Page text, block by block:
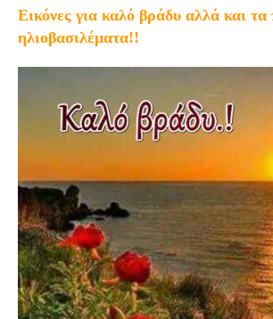
Εικόνες για καλό βράδυ αλλά και
ηλιοβασιλέματα!!